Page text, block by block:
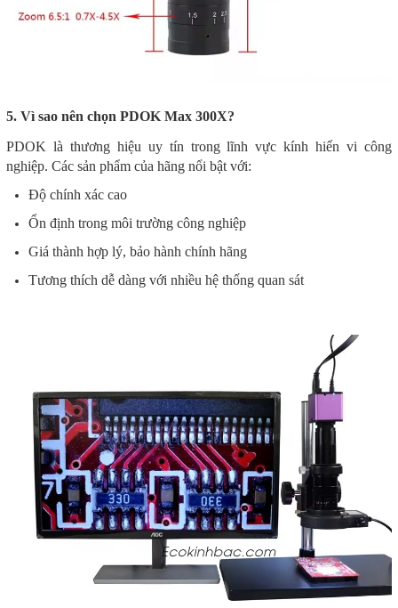
5. Vì sao nên chọn PDOK Max 300X?
PDOK là thương hiệu uy tín trong lĩnh vực kính hiển vi công
nghiệp. Các sản phẩm của hãng nổi bật với:
Độ chính xác cao
Ổn định trong môi trường công nghiệp
Giá thành hợp lý, bảo hành chính hãng
Tương thích dễ dàng với nhiều hệ thống quan sát